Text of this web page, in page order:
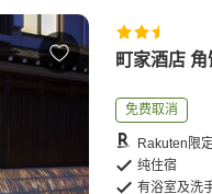
町家酒店 角
免费取消
Rakuten限定
纯住宿
有浴室及洗